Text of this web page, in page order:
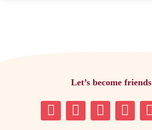
Let’s become